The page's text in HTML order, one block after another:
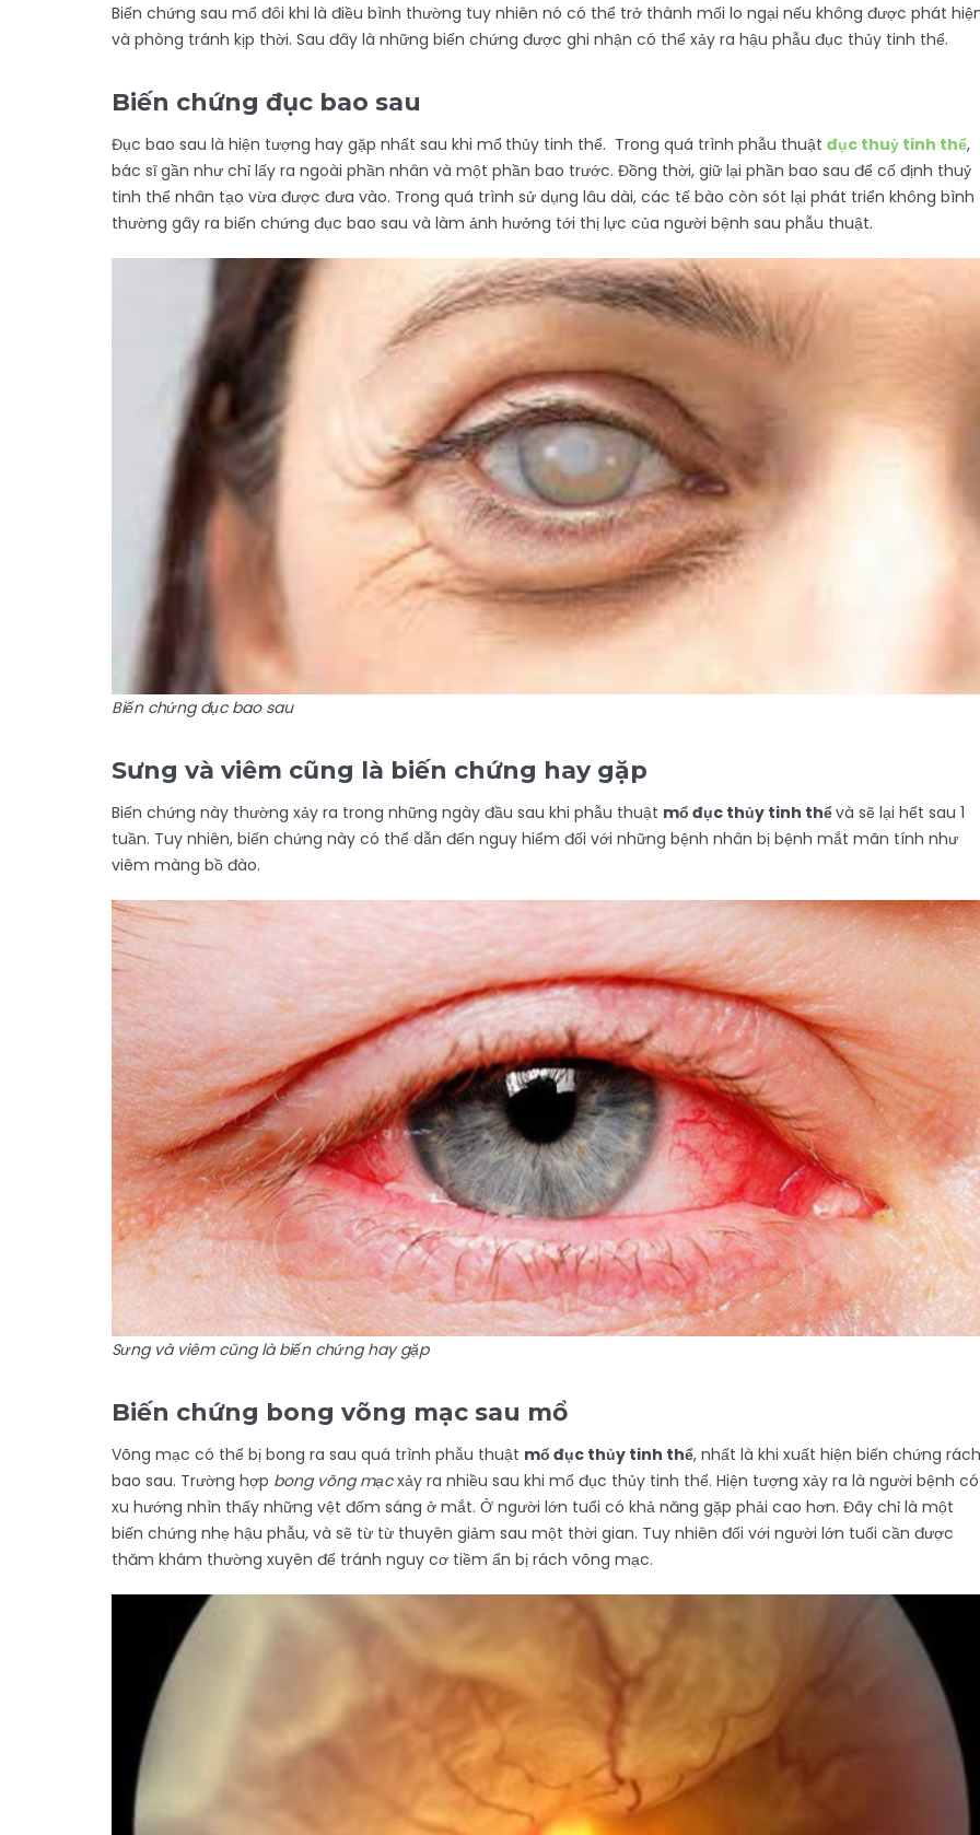
Biến chứng sau mổ đôi khi là điều bình thường tuy nhiên nó có thể trở thành mối lo ngại nếu không được phát
và phòng tránh kịp thời. Sau đây là những biến chứng được ghi nhận có thể xảy ra hậu phẫu đục thủy tinh thể.
Biến chứng đục bao sau
Đục bao sau là hiện tượng hay gặp nhất sau khi mổ thủy tinh thể. Trong quá trình phẫu thuật đục thuỷ tinh thể,
bác sĩ gần như chỉ lấy ra ngoài phần nhân và một phần bao trước. Đồng thời, giữ lại phần bao sau để cố định thuỷ
tinh thể nhân tạo vừa được đưa vào. Trong quá trình sử dụng lâu dài, các tế bào còn sót lại phát triển không bình
thường gây ra biến chứng đục bao sau và làm ảnh hưởng tới thị lực của người bệnh sau phẫu thuật.
Biến chứng đục bao sau
Sưng và viêm cũng là biến chứng hay gặp
Biến chứng này thường xảy ra trong những ngày đầu sau khi phẫu thuật mổ đục thủy tinh thểvà sẽ lại hết sau 1
tuần. Tuy nhiên, biến chứng này có thể dẫn đến nguy hiểm đối với những bệnh nhân bị bệnh mắt mãn tính như
viêm màng bồ đào.
Sưng và viêm cũng là biến chứng hay gặp
Biến chứng bong võng mạc sau mổ
Võng mạc có thể bị bong ra sau quá trình phẫu thuật mổ đục thủy tinh thể, nhất là khi xuất hiện biến chứng rách
bao sau. Trường hợp bong võng mạcxảy ra nhiều sau khi mổ đục thủy tinh thể. Hiện tượng xảy ra là người bệnh có
xu hướng nhìn thấy những vệt đốm sáng ở mắt. Ở người lớn tuổi có khả năng gặp phải cao hơn. Đây chỉ là một
biến chứng nhẹ hậu phẫu, và sẽ từ từ thuyên giảm sau một thời gian. Tuy nhiên đối với người lớn tuổi cần được
thăm khám thường xuyên để tránh nguy cơ tiềm ẩn bị rách võng mạc.